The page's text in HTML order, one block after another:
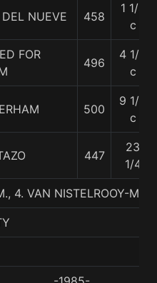
DEL NUEVE 458
1 1/4
c
FOR
496
4 1/2
c
500
9 1/4
c
447
23
1/4
4. VAN NISTELROOY-